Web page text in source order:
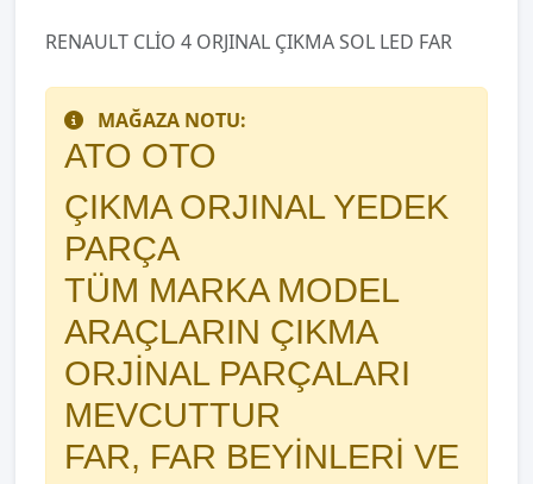
RENAULT CLİO 4 ORJINAL ÇIKMA SOL LED FAR
MAĞAZA NOTU:
ATO OTO
ÇIKMA ORJINAL YEDEK
PARÇA
TÜM MARKA MODEL
ARAÇLARIN ÇIKMA
ORJİNAL PARÇALARI
MEVCUTTUR
FAR, FAR BEYİNLERİ VE